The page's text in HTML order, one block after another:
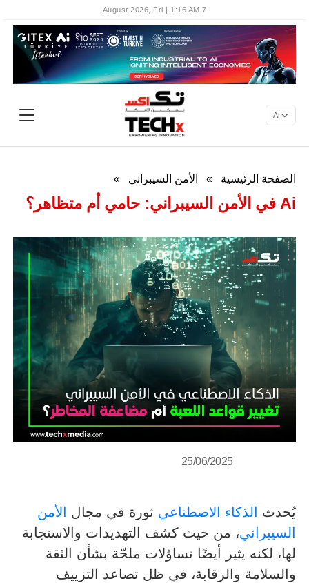
7 August 2026, Fri | 1:16 AM
Ar
الصفحة الرئيسية » الأمن السيبراني »
Ai في الأمن السيبراني: حامي أم متظاهر؟
25/06/2025
يُحدث الذكاء الاصطناعي ثورة في مجال
الأمن
السيبراني، من حيث كشف التهديدات والاستجابة
لها، لكنه يثير أيضًا تساؤلات ملحّة بشأن الثقة
والسلامة والرقابة، في ظل تصاعد التزييف